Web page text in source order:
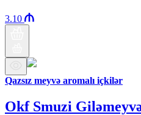
3.10
Qazsız meyvə aromalı içkilər
Okf Smuzi